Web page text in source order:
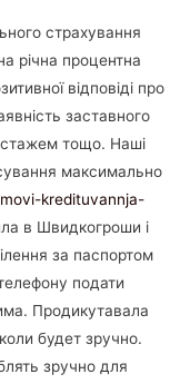
страхування
річна процентна
відповіді про
заставного
стажем тощо. Наші
максимально
kredituvannja-
в Швидкогроши і
за паспортом
подати
Продикутавала
будет зручно.
зручно для